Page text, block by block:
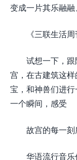
变成一片其乐融融
《三联生活
试想一下，
宫，在古建筑这
宝，和神兽们进
一个瞬间，感受
故宫的每一刻
华语流行音